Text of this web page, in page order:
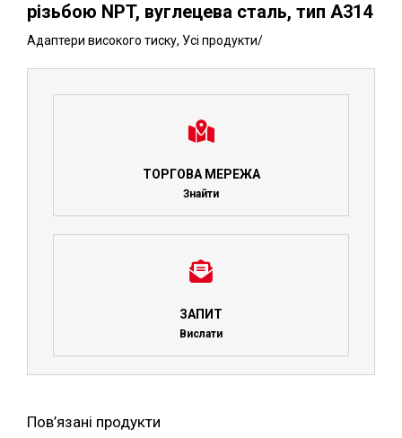
різьбою NPT, вуглецева сталь, тип A314
Адаптери високого тиску, Усі продукти/
ТОРГОВА МЕРЕЖА
Знайти
ЗАПИТ
Вислати
Пов’язані продукти